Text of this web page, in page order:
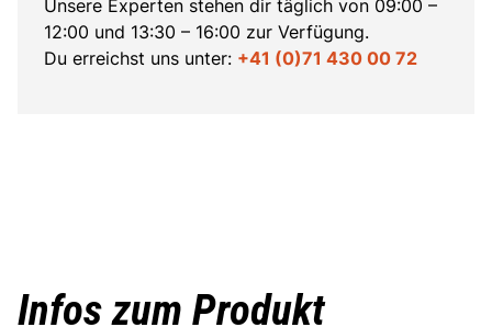
Unsere Experten stehen dir täglich von 09:00 –
12:00 und 13:30 – 16:00 zur Verfügung.
Du erreichst uns unter: +41 (0)71 430 00 72
Infos zum Produkt